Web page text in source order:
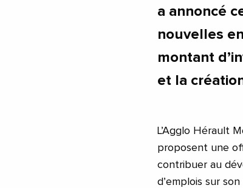
a annoncé
nouvelles
montant
et la
L’Agglo Hérault
proposent une
contribuer au
d’emplois sur